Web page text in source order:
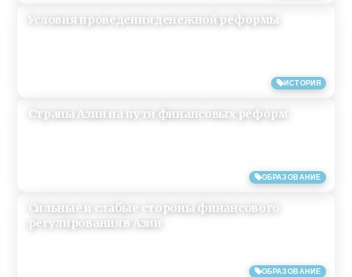
ИСТОРИЯ
Условия проведения денежной реформы
ОБРАЗОВАНИЕ
Cтраны Азии на пути финансовых реформ
ОБРАЗОВАНИЕ
Сильные и слабые стороны финансового
регулирования в Азии